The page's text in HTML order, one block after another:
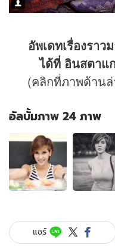
อัพเดทเรื่องรา
ได้ที่ อินสตาแ
(คลิกที่ภาพด้าน
อัลบั้มภาพ 24 ภาพ
อัลบั้ม
ภาพ
ของ
หมิว
สิ
แชร์